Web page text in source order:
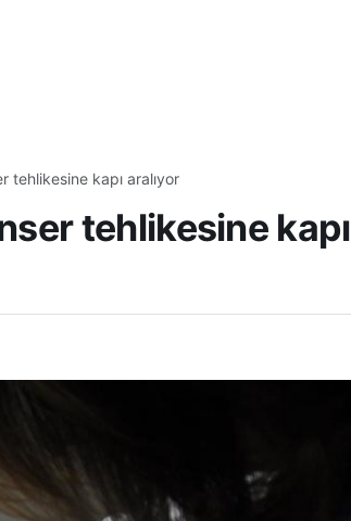
tehlikesine kapı aralıyor
tehlikesine kapı